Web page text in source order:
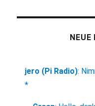
NEUE
jero (Pi Radio):
*